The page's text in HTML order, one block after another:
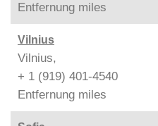
Entfernung miles
Vilnius
Vilnius,
+ 1 (919) 401-4540
Entfernung miles